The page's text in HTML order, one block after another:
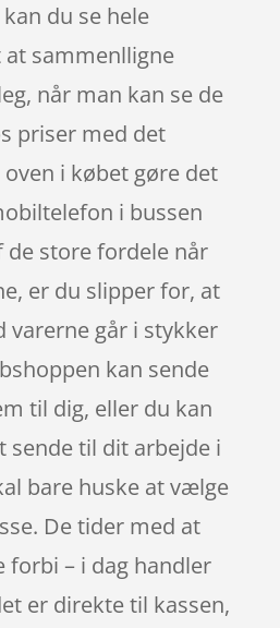
du se hele
at sammenlligne
når man kan se de
priser med det
i købet gøre det
i bussen
de store fordele når
er du slipper for, at
går i stykker
kan sende
til dig, eller du kan
sende til dit arbejde i
bare huske at vælge
De tider med at
forbi – i dag handler
er direkte til kassen,